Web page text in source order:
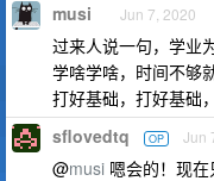
musi Jun 7, 2020
过来人说一句，学业
学啥学啥，时间不够
打好基础，打好基础
sflovedtq OP Jun
@musi 嗯会的！现